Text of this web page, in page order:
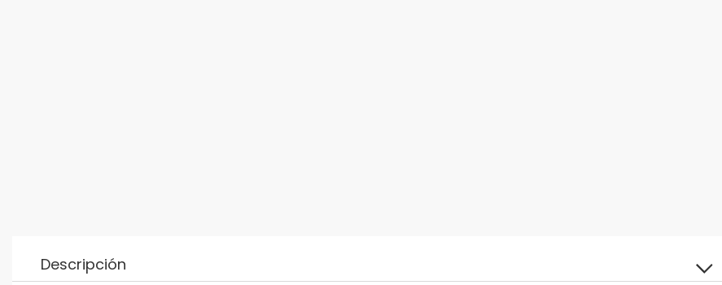
Descripción